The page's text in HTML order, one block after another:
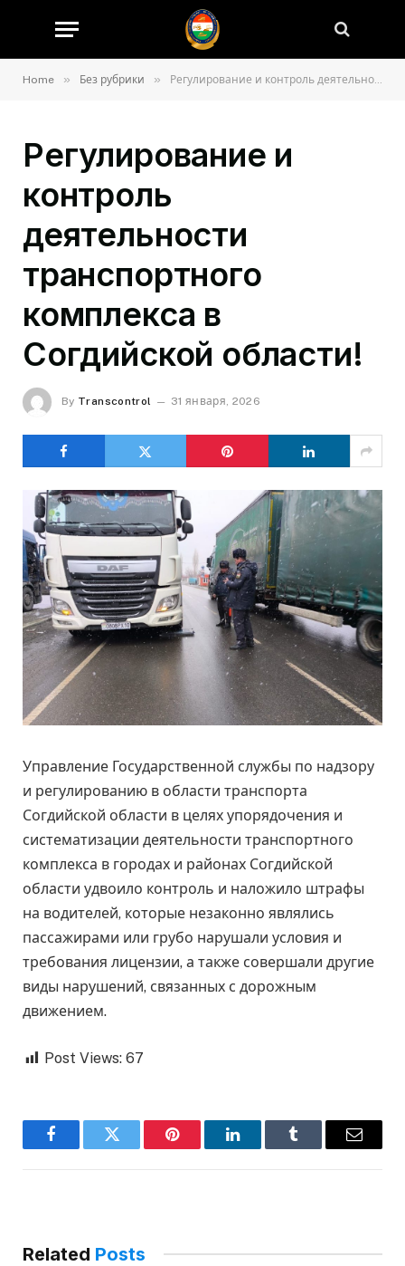
Home » Без рубрики » Регулирование и контроль деятельности транспортного комплекса в Согдийской области!
Регулирование и
контроль
деятельности
транспортного
комплекса в
Согдийской области!
By Transcontrol 31 января, 2026
Управление Государственной службы по надзору
и регулированию в области транспорта
Согдийской области в целях упорядочения и
систематизации деятельности транспортного
комплекса в городах и районах Согдийской
области удвоило контроль и наложило штрафы
на водителей, которые незаконно являлись
пассажирами или грубо нарушали условия и
требования лицензии, а также совершали другие
виды нарушений, связанных с дорожным
движением.
Post Views: 67
FacebookTwitter Pinterest LinkedInTumblr Email
Related Posts